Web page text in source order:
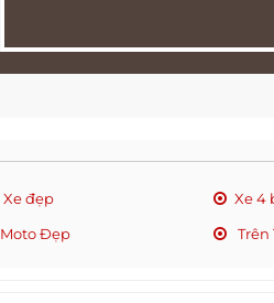
Xe đẹp Xe 4
Moto Đẹp
Trên